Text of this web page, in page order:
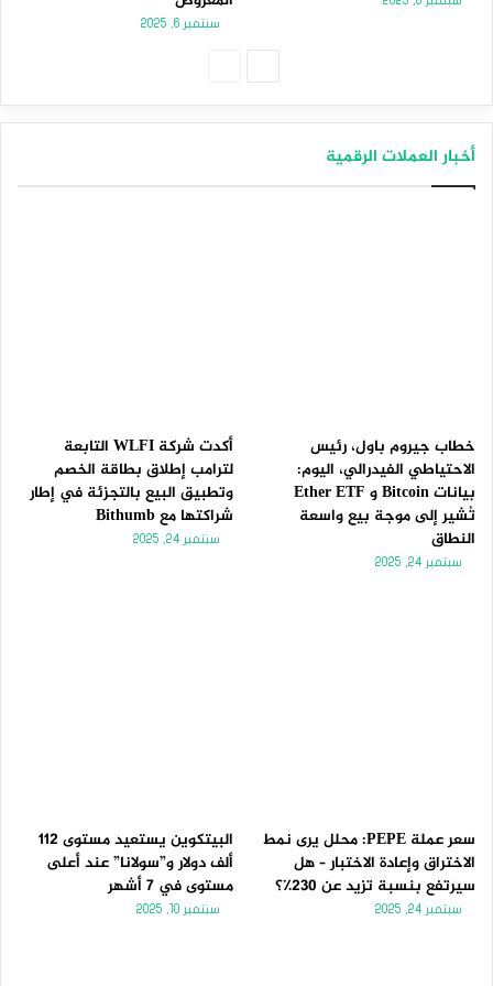
سبتمبر 6, 2025
أخبار العملات الرقمية
خطاب جيروم باول، رئيس
الاحتياطي الفيدرالي، اليوم:
بيانات Bitcoin و Ether ETF
تُشير إلى موجة بيع واسعة
النطاق
سبتمبر 24, 2025
أكدت شركة WLFI التابعة
لترامب إطلاق بطاقة الخصم
وتطبيق البيع بالتجزئة في إطار
شراكتها مع Bithumb
سبتمبر 24, 2025
سعر عملة PEPE: محلل يرى نمط
الاختراق وإعادة الاختبار – هل
سيرتفع بنسبة تزيد عن 230٪؟
سبتمبر 24, 2025
البيتكوين يستعيد مستوى 112
ألف دولار و”سولانا” عند أعلى
مستوى في 7 أشهر
سبتمبر 10, 2025